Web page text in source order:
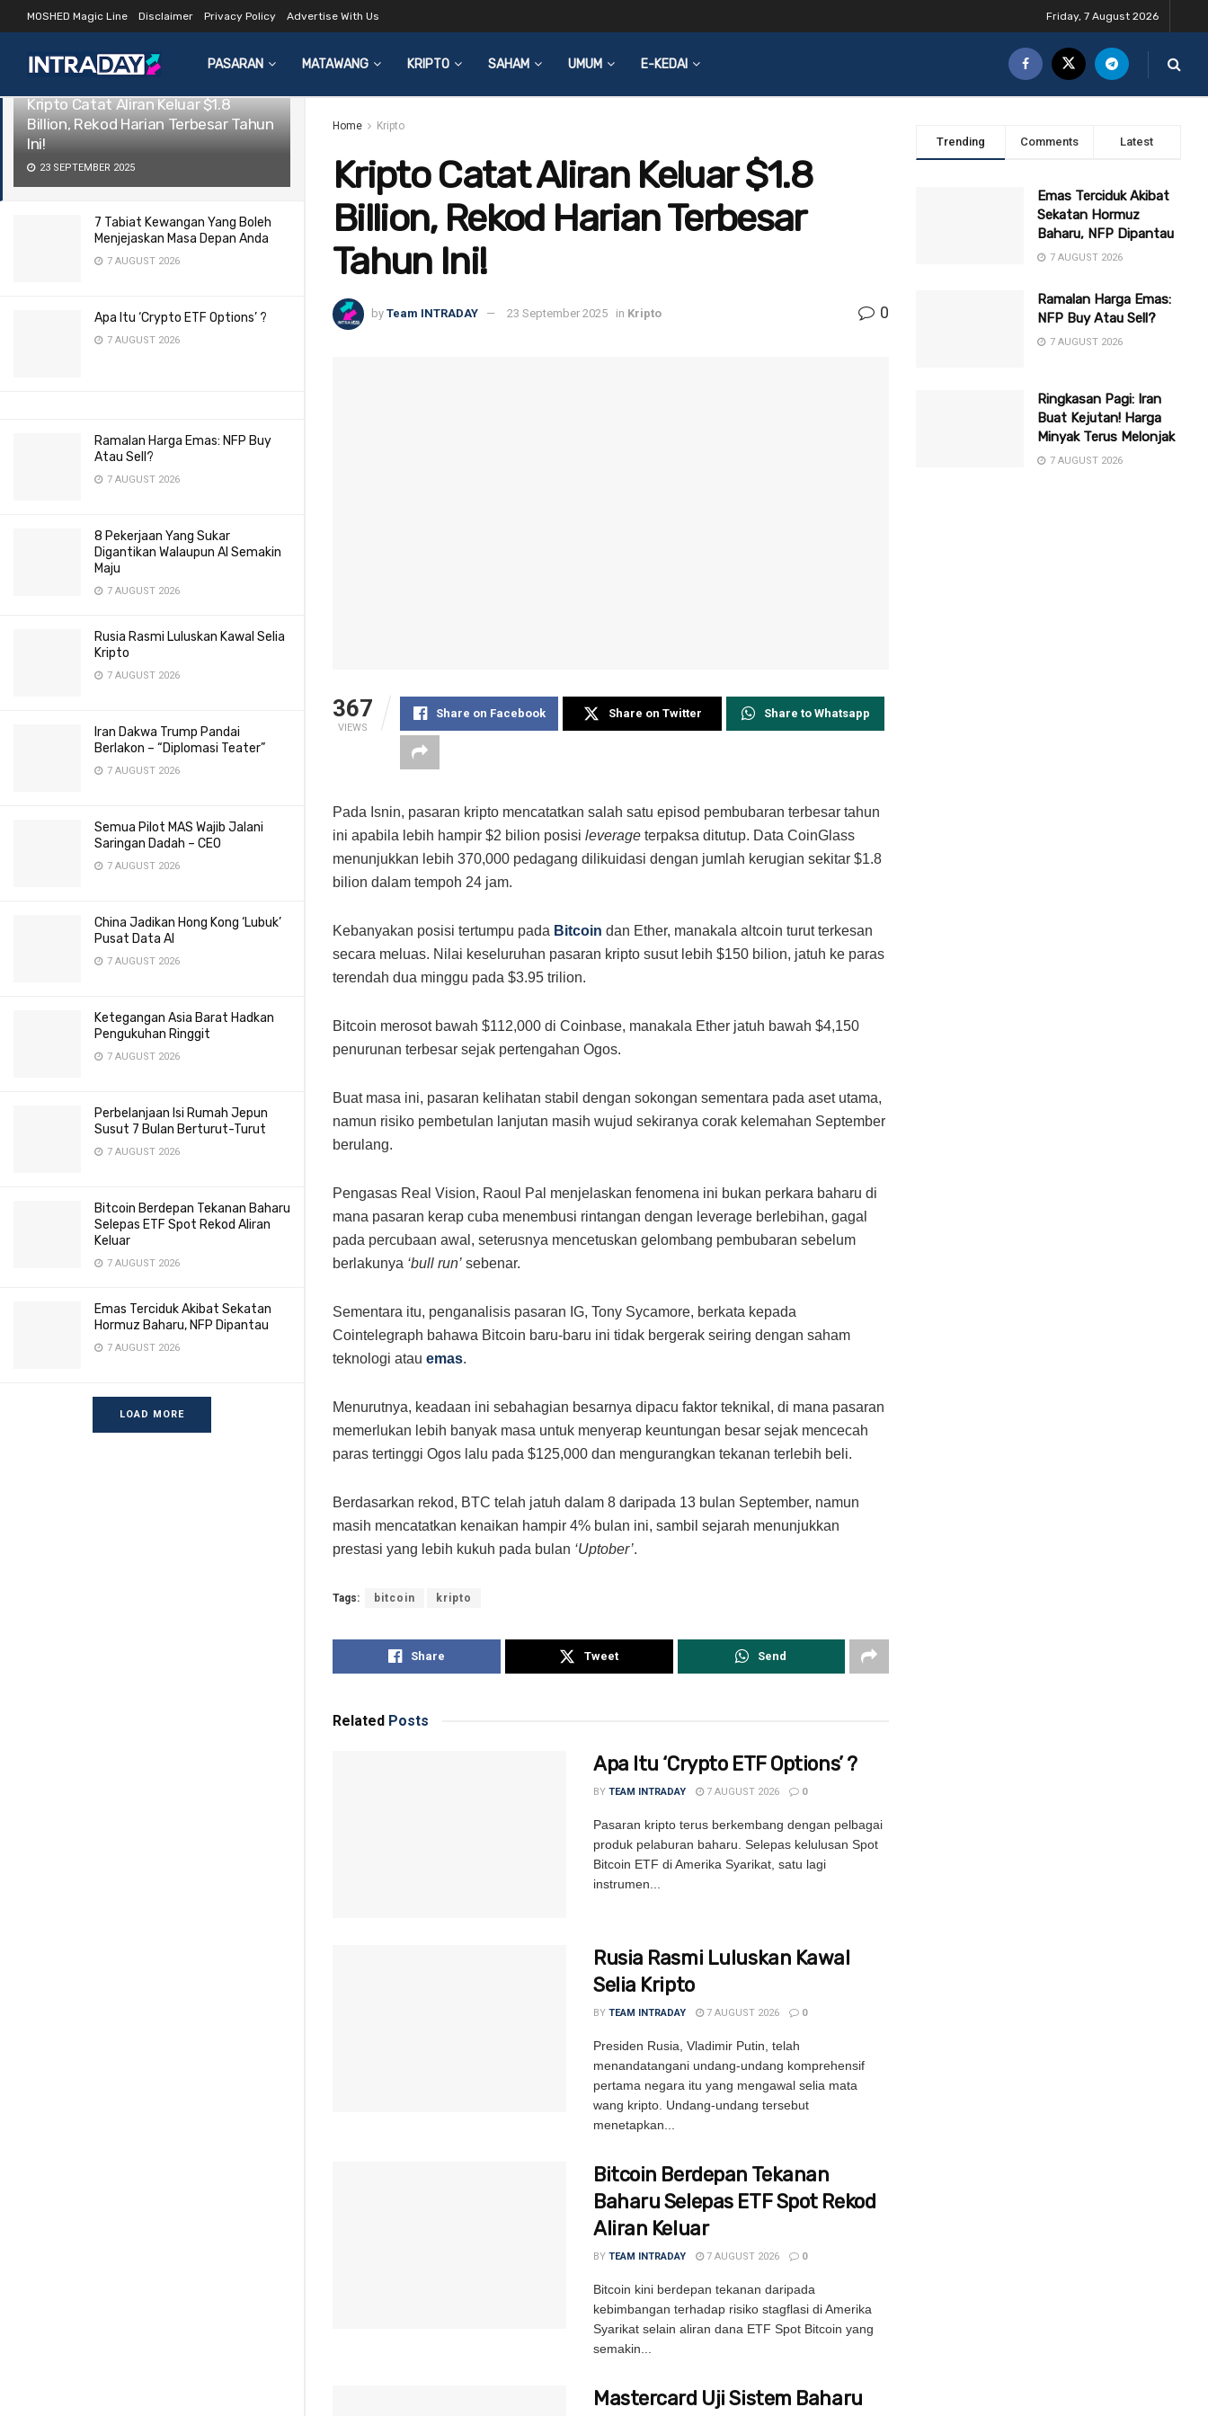
LATEST TRENDING Filter
Kripto Catat Aliran Keluar $1.8
Billion, Rekod Harian Terbesar Tahun
Ini!
23 SEPTEMBER 2025
7 Tabiat Kewangan Yang Boleh
Menjejaskan Masa Depan Anda
7 AUGUST 2026
Apa Itu ‘Crypto ETF Options’ ?
7 AUGUST 2026
Ramalan Harga Emas: NFP Buy
Atau Sell?
7 AUGUST 2026
8 Pekerjaan Yang Sukar
Digantikan Walaupun AI Semakin
Maju
7 AUGUST 2026
Rusia Rasmi Luluskan Kawal Selia
Kripto
7 AUGUST 2026
Iran Dakwa Trump Pandai
Berlakon – “Diplomasi Teater”
7 AUGUST 2026
Semua Pilot MAS Wajib Jalani
Saringan Dadah – CEO
7 AUGUST 2026
China Jadikan Hong Kong ‘Lubuk’
Pusat Data AI
7 AUGUST 2026
Ketegangan Asia Barat Hadkan
Pengukuhan Ringgit
7 AUGUST 2026
Perbelanjaan Isi Rumah Jepun
Susut 7 Bulan Berturut-Turut
7 AUGUST 2026
Bitcoin Berdepan Tekanan Baharu
Selepas ETF Spot Rekod Aliran
Keluar
7 AUGUST 2026
Emas Terciduk Akibat Sekatan
Hormuz Baharu, NFP Dipantau
7 AUGUST 2026
LOAD MORE
MOSHED Magic Line Disclaimer Privacy Policy Advertise With Us Friday, 7 August 2026
PASARAN MATAWANG KRIPTO SAHAM UMUM E-KEDAI
Home Kripto
Kripto Catat Aliran Keluar $1.8
Billion, Rekod Harian Terbesar
Tahun Ini!
by Team INTRADAY 23 September 2025 in Kripto 0
367
VIEWS
Share on Facebook Share on Twitter Share to Whatsapp
Pada Isnin, pasaran kripto mencatatkan salah satu episod pembubaran terbesar tahun
ini apabila lebih hampir $2 bilion posisi leverage terpaksa ditutup. Data CoinGlass
menunjukkan lebih 370,000 pedagang dilikuidasi dengan jumlah kerugian sekitar $1.8
bilion dalam tempoh 24 jam.
Kebanyakan posisi tertumpu pada Bitcoin dan Ether, manakala altcoin turut terkesan
secara meluas. Nilai keseluruhan pasaran kripto susut lebih $150 bilion, jatuh ke paras
terendah dua minggu pada $3.95 trilion.
Bitcoin merosot bawah $112,000 di Coinbase, manakala Ether jatuh bawah $4,150
penurunan terbesar sejak pertengahan Ogos.
Buat masa ini, pasaran kelihatan stabil dengan sokongan sementara pada aset utama,
namun risiko pembetulan lanjutan masih wujud sekiranya corak kelemahan September
berulang.
Pengasas Real Vision, Raoul Pal menjelaskan fenomena ini bukan perkara baharu di
mana pasaran kerap cuba menembusi rintangan dengan leverage berlebihan, gagal
pada percubaan awal, seterusnya mencetuskan gelombang pembubaran sebelum
berlakunya ‘bull run’ sebenar.
Sementara itu, penganalisis pasaran IG, Tony Sycamore, berkata kepada
Cointelegraph bahawa Bitcoin baru-baru ini tidak bergerak seiring dengan saham
teknologi atau emas.
Menurutnya, keadaan ini sebahagian besarnya dipacu faktor teknikal, di mana pasaran
memerlukan lebih banyak masa untuk menyerap keuntungan besar sejak mencecah
paras tertinggi Ogos lalu pada $125,000 dan mengurangkan tekanan terlebih beli.
Berdasarkan rekod, BTC telah jatuh dalam 8 daripada 13 bulan September, namun
masih mencatatkan kenaikan hampir 4% bulan ini, sambil sejarah menunjukkan
prestasi yang lebih kukuh pada bulan ‘Uptober’.
Tags: bitcoin kripto
Share Tweet Send
Related Posts
Apa Itu ‘Crypto ETF Options’ ?
BY TEAM INTRADAY 7 AUGUST 2026 0
Pasaran kripto terus berkembang dengan pelbagai
produk pelaburan baharu. Selepas kelulusan Spot
Bitcoin ETF di Amerika Syarikat, satu lagi
instrumen...
Rusia Rasmi Luluskan Kawal
Selia Kripto
BY TEAM INTRADAY 7 AUGUST 2026 0
Presiden Rusia, Vladimir Putin, telah
menandatangani undang-undang komprehensif
pertama negara itu yang mengawal selia mata
wang kripto. Undang-undang tersebut
menetapkan...
Bitcoin Berdepan Tekanan
Baharu Selepas ETF Spot Rekod
Aliran Keluar
BY TEAM INTRADAY 7 AUGUST 2026 0
Bitcoin kini berdepan tekanan daripada
kebimbangan terhadap risiko stagflasi di Amerika
Syarikat selain aliran dana ETF Spot Bitcoin yang
semakin...
Mastercard Uji Sistem Baharu
Trending Comments Latest
Emas Terciduk Akibat
Sekatan Hormuz
Baharu, NFP Dipantau
7 AUGUST 2026
Ramalan Harga Emas:
NFP Buy Atau Sell?
7 AUGUST 2026
Ringkasan Pagi: Iran
Buat Kejutan! Harga
Minyak Terus Melonjak
7 AUGUST 2026